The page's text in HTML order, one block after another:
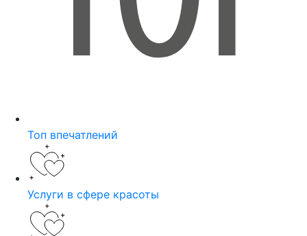
Топ впечатлений
Услуги в сфере красоты